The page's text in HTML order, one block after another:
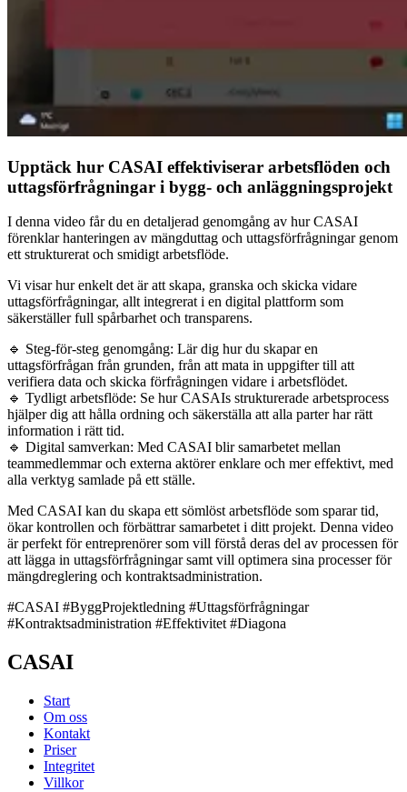
Upptäck hur CASAI effektiviserar arbetsflöden och
uttagsförfrågningar i bygg- och anläggningsprojekt
I denna video får du en detaljerad genomgång av hur CASAI
förenklar hanteringen av mängduttag och uttagsförfrågningar genom
ett strukturerat och smidigt arbetsflöde.
Vi visar hur enkelt det är att skapa, granska och skicka vidare
uttagsförfrågningar, allt integrerat i en digital plattform som
säkerställer full spårbarhet och transparens.
🔹 Steg-för-steg genomgång: Lär dig hur du skapar en
uttagsförfrågan från grunden, från att mata in uppgifter till att
verifiera data och skicka förfrågningen vidare i arbetsflödet.
🔹 Tydligt arbetsflöde: Se hur CASAIs strukturerade arbetsprocess
hjälper dig att hålla ordning och säkerställa att alla parter har rätt
information i rätt tid.
🔹 Digital samverkan: Med CASAI blir samarbetet mellan
teammedlemmar och externa aktörer enklare och mer effektivt, med
alla verktyg samlade på ett ställe.
Med CASAI kan du skapa ett sömlöst arbetsflöde som sparar tid,
ökar kontrollen och förbättrar samarbetet i ditt projekt. Denna video
är perfekt för entreprenörer som vill förstå deras del av processen för
att lägga in uttagsförfrågningar samt vill optimera sina processer för
mängdreglering och kontraktsadministration.
#CASAI #ByggProjektledning #Uttagsförfrågningar
#Kontraktsadministration #Effektivitet #Diagona
CASAI
Start
Om oss
Kontakt
Priser
Integritet
Villkor